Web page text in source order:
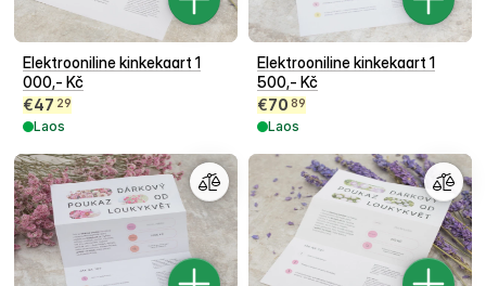
Elektrooniline kinkekaart 1
000,- Kč
€47 29
Laos
Elektrooniline kinkekaart 1
500,- Kč
€70 89
Laos